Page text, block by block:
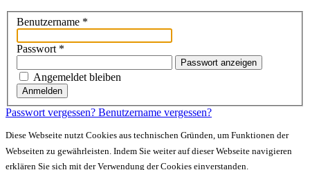
Benutzername *
Passwort *
Passwort anzeigen
Angemeldet bleiben
Anmelden
Passwort vergessen? Benutzername vergessen?
Diese Webseite nutzt Cookies aus technischen Gründen, um Funktionen der
Webseiten zu gewährleisten. Indem Sie weiter auf dieser Webseite navigieren
erklären Sie sich mit der Verwendung der Cookies einverstanden.